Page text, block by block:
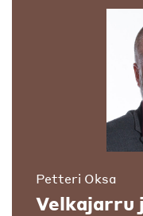
Petteri Oksa
Velkajarru